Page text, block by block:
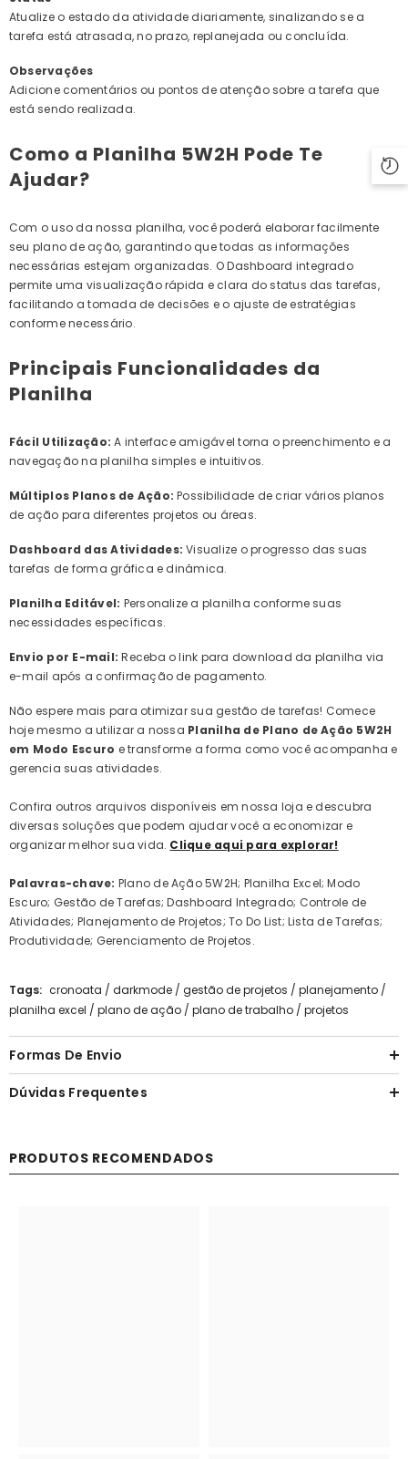
Atualize o estado da atividade diariamente, sinalizando se a
tarefa está atrasada, no prazo, replanejada ou concluída.
Observações
Adicione comentários ou pontos de atenção sobre a tarefa que
está sendo realizada.
Como a Planilha 5W2H Pode Te
Ajudar?
Com o uso da nossa planilha, você poderá elaborar facilmente
seu plano de ação, garantindo que todas as informações
necessárias estejam organizadas. O Dashboard integrado
permite uma visualização rápida e clara do status das tarefas,
facilitando a tomada de decisões e o ajuste de estratégias
conforme necessário.
Principais Funcionalidades da
Planilha
Fácil Utilização:A interface amigável torna o preenchimento e a
navegação na planilha simples e intuitivos.
Múltiplos Planos de Ação:Possibilidade de criar vários planos
de ação para diferentes projetos ou áreas.
Dashboard das Atividades: Visualize o progresso das suas
tarefas de forma gráfica e dinâmica.
Planilha Editável: Personalize a planilha conforme suas
necessidades específicas.
Envio por E-mail: Receba o link para download da planilha via
e-mail após a confirmação de pagamento.
Não espere mais para otimizar sua gestão de tarefas! Comece
hoje mesmo a utilizar a nossa Planilha de Plano de Ação 5W2H
em Modo Escuro e transforme a forma como você acompanha e
gerencia suas atividades.
Confira outros arquivos disponíveis em nossa loja e descubra
diversas soluções que podem ajudar você a economizar e
organizar melhor sua vida. Clique aqui para explorar!
Palavras-chave: Plano de Ação 5W2H; Planilha Excel; Modo
Escuro; Gestão de Tarefas; Dashboard Integrado; Controle de
Atividades; Planejamento de Projetos; To Do List; Lista de Tarefas;
Produtividade; Gerenciamento de Projetos.
Tags: cronoata / darkmode / gestão de projetos / planejamento /
planilha excel / plano de ação / plano de trabalho / projetos
Formas De Envio
Dúvidas Frequentes
PRODUTOS RECOMENDADOS